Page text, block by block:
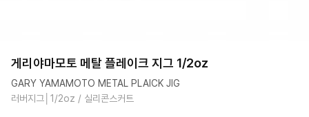
게리야마모토 메탈 플레이크 지그 1/2oz
GARY YAMAMOTO METAL PLAICK JIG
러버지그│1/2oz / 실리콘스커트